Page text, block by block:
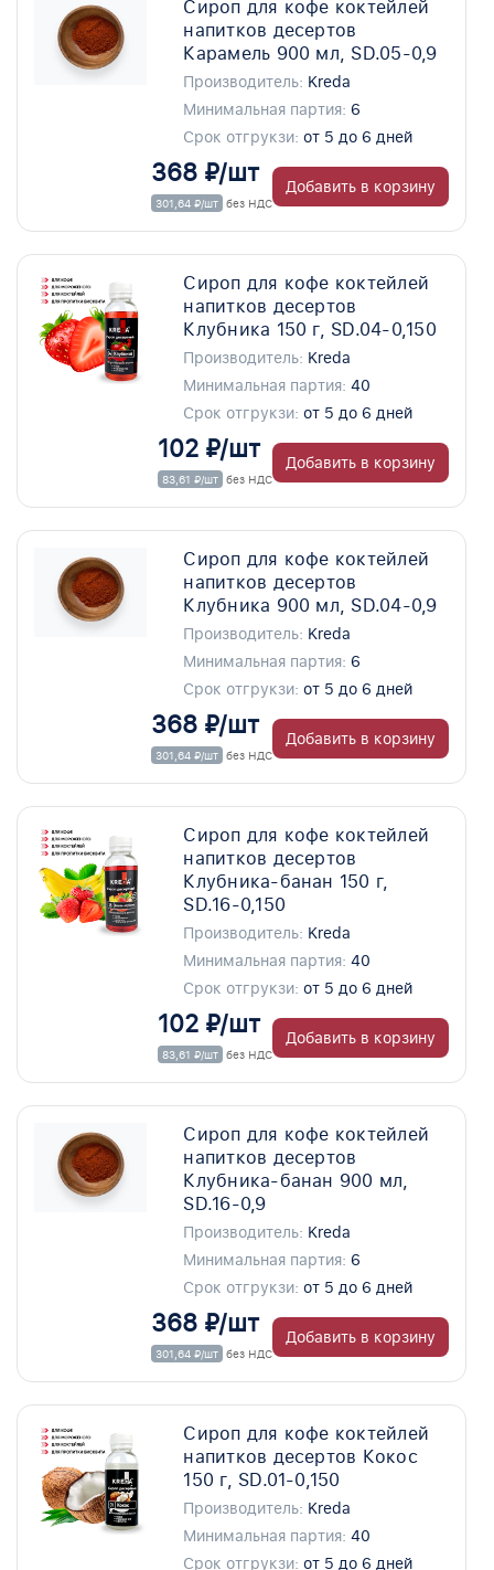
Сироп для кофе коктейлей
напитков десертов
Карамель 900 мл, SD.05-0,9
Производитель: Kreda
Минимальная партия: 6
Срок отгрукзи: от 5 до 6 дней
368 ₽/шт
301,64 ₽/шт без НДС
Добавить в корзину
Сироп для кофе коктейлей
напитков десертов
Клубника 150 г, SD.04-0,150
Производитель: Kreda
Минимальная партия: 40
Срок отгрукзи: от 5 до 6 дней
102 ₽/шт
83,61 ₽/шт без НДС
Добавить в корзину
Сироп для кофе коктейлей
напитков десертов
Клубника 900 мл, SD.04-0,9
Производитель: Kreda
Минимальная партия: 6
Срок отгрукзи: от 5 до 6 дней
368 ₽/шт
301,64 ₽/шт без НДС
Добавить в корзину
Сироп для кофе коктейлей
напитков десертов
Клубника-банан 150 г,
SD.16-0,150
Производитель: Kreda
Минимальная партия: 40
Срок отгрукзи: от 5 до 6 дней
102 ₽/шт
83,61 ₽/шт без НДС
Добавить в корзину
Сироп для кофе коктейлей
напитков десертов
Клубника-банан 900 мл,
SD.16-0,9
Производитель: Kreda
Минимальная партия: 6
Срок отгрукзи: от 5 до 6 дней
368 ₽/шт
301,64 ₽/шт без НДС
Добавить в корзину
Сироп для кофе коктейлей
напитков десертов Кокос
150 г, SD.01-0,150
Производитель: Kreda
Минимальная партия: 40
Срок отгрукзи: от 5 до 6 дней